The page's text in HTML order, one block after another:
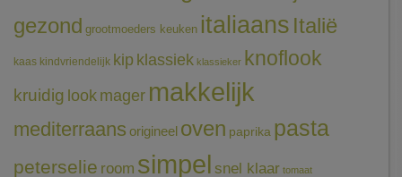
gezond grootmoeders keuken italiaans Italië
kaas kindvriendelijk kip klassiek klassieker knoflook
kruidig look mager makkelijk
mediterraans origineel oven paprika pasta
peterselie room simpel snel klaar tomaat